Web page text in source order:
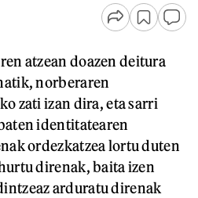
atzean doazen deitura
norberaren
zati izan dira, eta sarri
identitatearen
ordezkatzea lortu duten
direnak, baita izen
arduratu direnak